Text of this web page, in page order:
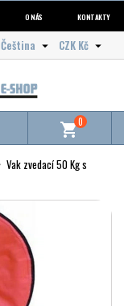
O NÁS KONTAKTY
CZK Kč 
Čeština 
shopping_cart0
Vak zvedací 50 Kg s